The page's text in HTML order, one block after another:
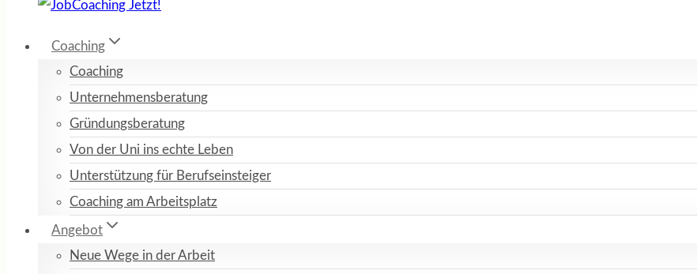
Coaching
Coaching
Unternehmensberatung
Gründungsberatung
Von der Uni ins echte Leben
Unterstützung für Berufseinsteiger
Coaching am Arbeitsplatz
Angebot
Neue Wege in der Arbeit